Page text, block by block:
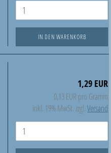
IN DEN WARENKORB
1,29 EUR
0,13 EUR pro Gramm
inkl. 19% MwSt. zzgl.Versand